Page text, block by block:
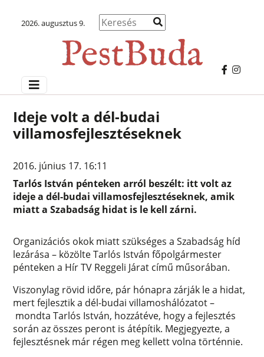
2026. augusztus 9.
Ideje volt a dél-budai
villamosfejlesztéseknek
2016. június 17. 16:11
Tarlós István pénteken arról beszélt: itt volt az
ideje a dél-budai villamosfejlesztéseknek, amik
miatt a Szabadság hidat is le kell zárni.
Organizációs okok miatt szükséges a Szabadság híd
lezárása – közölte Tarlós István főpolgármester
pénteken a Hír TV Reggeli Járat című műsorában.
Viszonylag rövid időre, pár hónapra zárják le a hidat,
mert fejlesztik a dél-budai villamoshálózatot –
mondta Tarlós István, hozzátéve, hogy a fejlesztés
során az összes peront is átépítik. Megjegyezte, a
fejlesztésnek már régen meg kellett volna történnie.